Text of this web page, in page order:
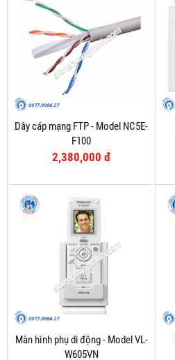
Dây cáp mạng FTP - Model NC5E-
F100
2,380,000 đ
Màn hình phụ di động - Model VL-
W605VN